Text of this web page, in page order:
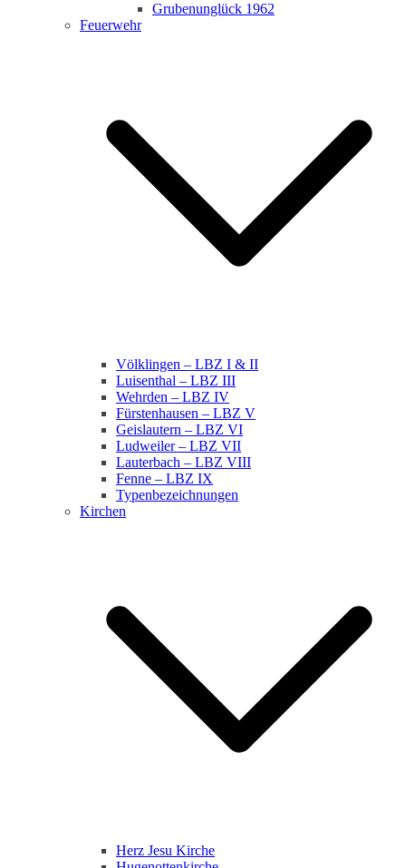
Grubenunglück 1962
Feuerwehr
Völklingen – LBZ I & II
Luisenthal – LBZ III
Wehrden – LBZ IV
Fürstenhausen – LBZ V
Geislautern – LBZ VI
Ludweiler – LBZ VII
Lauterbach – LBZ VIII
Fenne – LBZ IX
Typenbezeichnungen
Kirchen
Herz Jesu Kirche